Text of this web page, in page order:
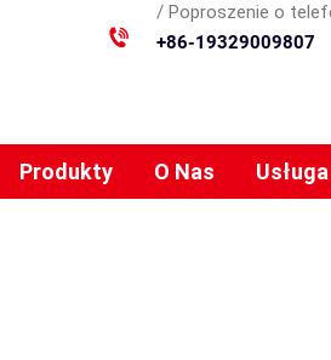
/ Poproszenie o
+86-19329009807
Produkty O Nas Usługa